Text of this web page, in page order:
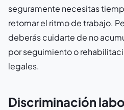
seguramente necesitas
retomar el ritmo de trabajo.
deberás cuidarte de no
por seguimiento o
legales.
Discriminación